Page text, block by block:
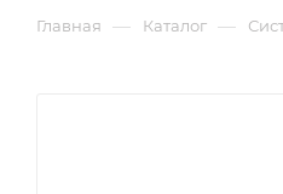
Главная — Каталог —